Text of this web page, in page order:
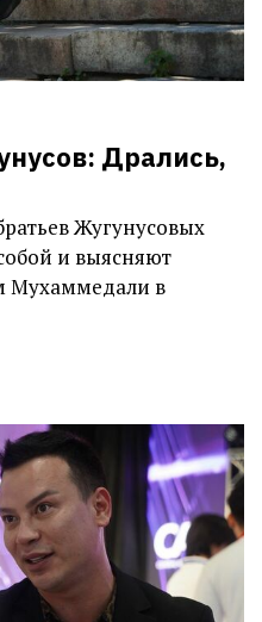
Дрались,
Жугунусовых
и выясняют
Мухаммедали в